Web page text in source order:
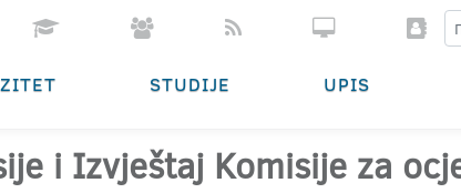
STUDIJE UPIS
i Izvještaj Komisije za